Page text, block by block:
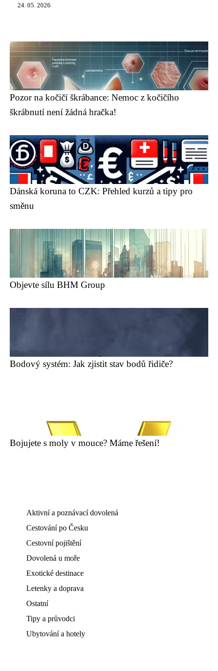
24. 05. 2026
Pozor na kočičí škrábance: Nemoc z kočičího
škrábnutí není žádná hračka!
Dánská koruna to CZK: Přehled kurzů a tipy pro
směnu
Objevte sílu BHM Group
Bodový systém: Jak zjistit stav bodů řidiče?
Bojujete s moly v mouce? Máme řešení!
Aktivní a poznávací dovolená
Cestování po Česku
Cestovní pojištění
Dovolená u moře
Exotické destinace
Letenky a doprava
Ostatní
Tipy a průvodci
Ubytování a hotely